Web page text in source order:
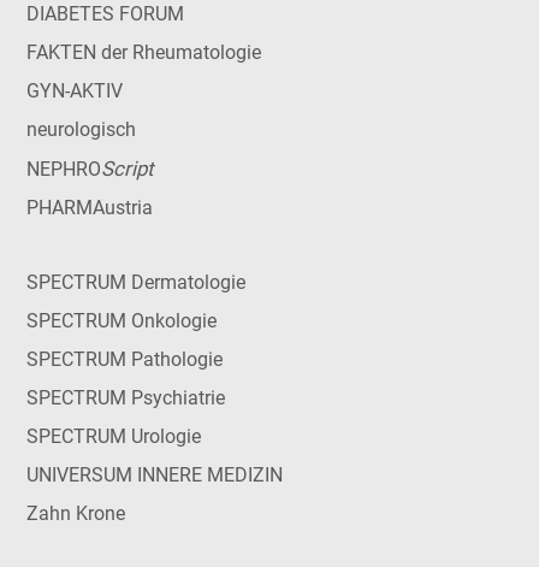
DIABETES FORUM
FAKTEN der Rheumatologie
GYN-AKTIV
neurologisch
NEPHROScript
PHARMAustria
SPECTRUM Dermatologie
SPECTRUM Onkologie
SPECTRUM Pathologie
SPECTRUM Psychiatrie
SPECTRUM Urologie
UNIVERSUM INNERE MEDIZIN
Zahn Krone